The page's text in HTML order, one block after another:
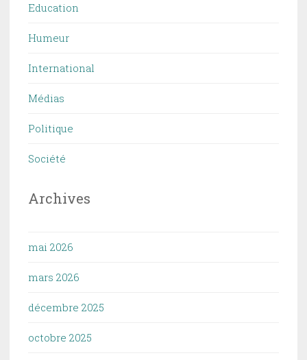
Education
Humeur
International
Médias
Politique
Société
Archives
mai 2026
mars 2026
décembre 2025
octobre 2025